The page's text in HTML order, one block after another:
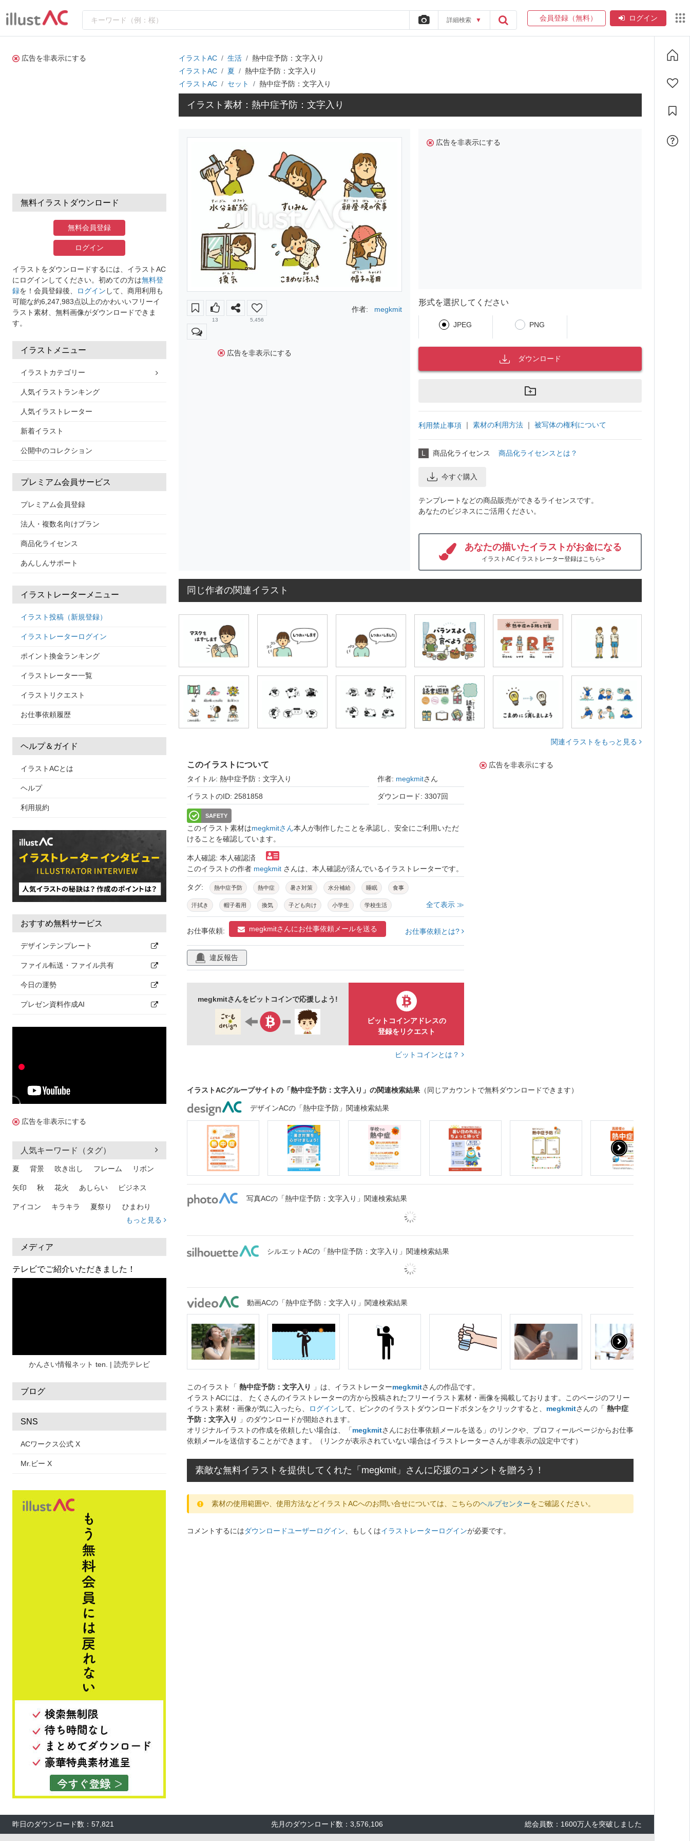
詳細検索 ▼ 会員登録（無料） ログイン
広告を非表示にする
無料イラストダウンロード
無料会員登録
ログイン
イラストをダウンロードするには、イラストAC
にログインしてください。初めての方は無料登
録を！会員登録後、 ログイン して、商用利用も
可能な約6,247,983点以上のかわいいフリーイ
ラスト素材、無料画像がダウンロードできま
す。
イラストメニュー
イラストカテゴリー
人気イラストランキング
人気イラストレーター
新着イラスト
公開中のコレクション
プレミアム会員サービス
プレミアム会員登録
法人・複数名向けプラン
商品化ライセンス
あんしんサポート
イラストレーターメニュー
イラスト投稿（新規登録）
イラストレーターログイン
ポイント換金ランキング
イラストレーター一覧
イラストリクエスト
お仕事依頼履歴
ヘルプ＆ガイド
イラストACとは
ヘルプ
利用規約
おすすめ無料サービス
デザインテンプレート
ファイル転送・ファイル共有
今日の運勢
プレゼン資料作成AI
広告を非表示にする
人気キーワード（タグ）
夏 背景 吹き出し フレーム リボン
矢印 秋 花火 あしらい ビジネス
アイコン キラキラ 夏祭り ひまわり
熱中症
人物 暑中見舞い
日本地図 海
もっと見る
メディア
テレビでご紹介いただきました！
かんさい情報ネット ten. | 読売テレビ
ブログ
SNS
ACワークス公式 X
Mr.ビー X
イラストAC 生活
熱中症予防：文字入り
イラストAC
夏
熱中症予防：文字入り
イラストAC
セット 熱中症予防：文字入り
イラスト素材：熱中症予防：文字入り
13 5,456
作者: megkmit
広告を非表示にする
広告を非表示にする
形式を選択してください
JPEG PNG
ダウンロード
利用禁止事項 ｜ 素材の利用方法 ｜ 被写体の権利について
L 商品化ライセンス 商品化ライセンスとは？
今すぐ購入
テンプレートなどの商品販売ができるライセンスです。
あなたのビジネスにご活用ください。
あなたの描いたイラストがお金になる
イラストACイラストレーター登録はこちら>
同じ作者の関連イラスト
関連イラストをもっと見る
このイラストについて
タイトル: 熱中症予防：文字入り 作者: megkmitさん
イラストのID: 2581858 ダウンロード: 3307回
SAFETY
このイラスト素材はmegkmitさん本人が制作したことを承認し、安全にご利用いただ
けることを確認しています。
本人確認: 本人確認済
このイラストの作者 megkmit さんは、本人確認が済んでいるイラストレーターです。
タグ: 熱中症予防 熱中症 暑さ対策 水分補給 睡眠 食事
汗拭き 帽子着用 換気 子ども向け 小学生 学校生活
養護教諭向け 保健指導 生活指導 ふりがな
全て表示 ≫
お仕事依頼: megkmitさんにお仕事依頼メールを送る お仕事依頼とは?
違反報告
megkmitさんをビットコインで応援しよう!
ビットコインアドレスの
登録をリクエスト
ビットコインとは？
広告を非表示にする
イラストACグループサイトの「熱中症予防：文字入り」の関連検索結果 （同じアカウントで無料ダウンロードできます）
デザインACの「熱中症予防」関連検索結果
写真ACの「熱中症予防：文字入り」関連検索結果
シルエットACの「熱中症予防：文字入り」関連検索結果
動画ACの「熱中症予防：文字入り」関連検索結果
このイラスト「 熱中症予防：文字入り 」は、イラストレーターmegkmitさんの作品です。
イラストACには、 たくさんのイラストレーターの方から投稿されたフリーイラスト素材・画像を掲載しております。このページのフリー
イラスト素材・画像が気に入ったら、
ログイン して、ピンクのイラストダウンロードボタンをクリックすると、 megkmitさんの「 熱中症
予防：文字入り
」のダウンロードが開始されます。
オリジナルイラストの作成を依頼したい場合は、「megkmitさんにお仕事依頼メールを送る」のリンクや、プロフィールページからお仕事
依頼メールを送信することができます。（リンクが表示されていない場合はイラストレーターさんが非表示の設定中です）
素敵な無料イラストを提供してくれた「megkmit」さんに応援のコメントを贈ろう！
素材の使用範囲や、使用方法などイラストACへのお問い合せについては、こちらのヘルプセンターをご確認ください。
コメントするにはダウンロードユーザーログイン 、もしくはイラストレーターログインが必要です。
昨日のダウンロード数：57,821 先月のダウンロード数：3,576,106 総会員数：1600万人を突破しました